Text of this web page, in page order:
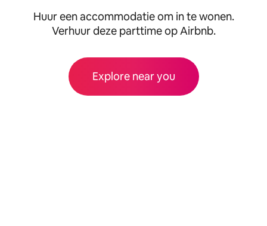
Huur een accommodatie om in te wonen.
Verhuur deze parttime op Airbnb.
Explore near you